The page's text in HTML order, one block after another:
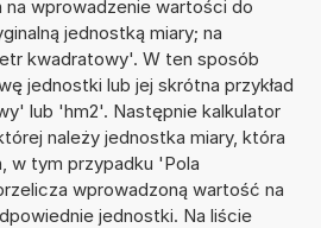
na wprowadzenie wartości do
jednostką miary; na
kwadratowy'. W ten sposób
jednostki lub jej skrótna przykład
lub 'hm2'. Następnie kalkulator
należy jednostka miary, która
w tym przypadku 'Pola
wprowadzoną wartość na
jednostki. Na liście